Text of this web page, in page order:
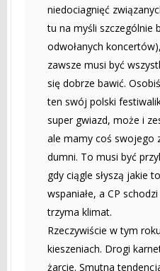
niedociagnięć
tu na myśli szczególnie
odwołanych
zawsze musi być
się dobrze bawić.
ten swój polski
super gwiazd, może i
ale mamy coś swojego
dumni. To musi być
gdy ciągle słyszą jakie
wspaniałe, a CP
trzyma klimat.
Rzeczywiście w tym
kieszeniach. Drogi
żarcie. Smutna